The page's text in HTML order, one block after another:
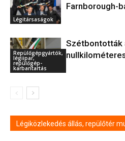
Légitársaságok
Farnborough-
Repülőgépgyártók,
légiipar,
repülőgép-
karbantartás
Szétbontották
Légiközlekedés állás, repülőtér